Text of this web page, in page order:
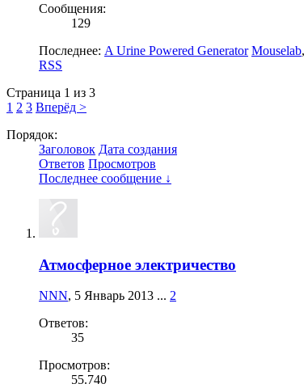
Сообщения:
129
Последнее: A Urine Powered Generator Mouselab,
RSS
Страница 1 из 3
1 2 3 Вперёд >
Порядок:
Заголовок Дата создания
Ответов Просмотров
Последнее сообщение ↓
Атмосферное электричество
NNN, 5 Январь 2013 ... 2
Ответов:
35
Просмотров:
55.740